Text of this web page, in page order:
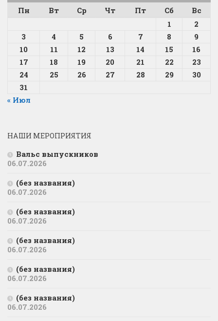
Пн
Вт Ср Чт Пт Сб
Вс
1
2
3
4 5 6 7 8
9
10
11 12 13 14 15
16
17
18 19 20 21 22
23
24
25 26 27 28 29
30
31
« Июл
НАШИ МЕРОПРИЯТИЯ
Вальс выпускников
06.07.2026
(без названия)
06.07.2026
(без названия)
06.07.2026
(без названия)
06.07.2026
(без названия)
06.07.2026
(без названия)
06.07.2026